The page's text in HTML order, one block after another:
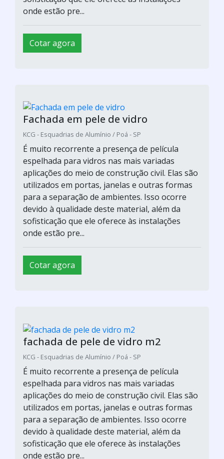
onde estão pre...
Cotar agora
Fachada em pele de vidro
KCG - Esquadrias de Alumínio / Poá - SP
É muito recorrente a presença de película
espelhada para vidros nas mais variadas
aplicações do meio de construção civil. Elas são
utilizados em portas, janelas e outras formas
para a separação de ambientes. Isso ocorre
devido à qualidade deste material, além da
sofisticação que ele oferece às instalações
onde estão pre...
Cotar agora
fachada de pele de vidro m2
KCG - Esquadrias de Alumínio / Poá - SP
É muito recorrente a presença de película
espelhada para vidros nas mais variadas
aplicações do meio de construção civil. Elas são
utilizados em portas, janelas e outras formas
para a separação de ambientes. Isso ocorre
devido à qualidade deste material, além da
sofisticação que ele oferece às instalações
onde estão pre...